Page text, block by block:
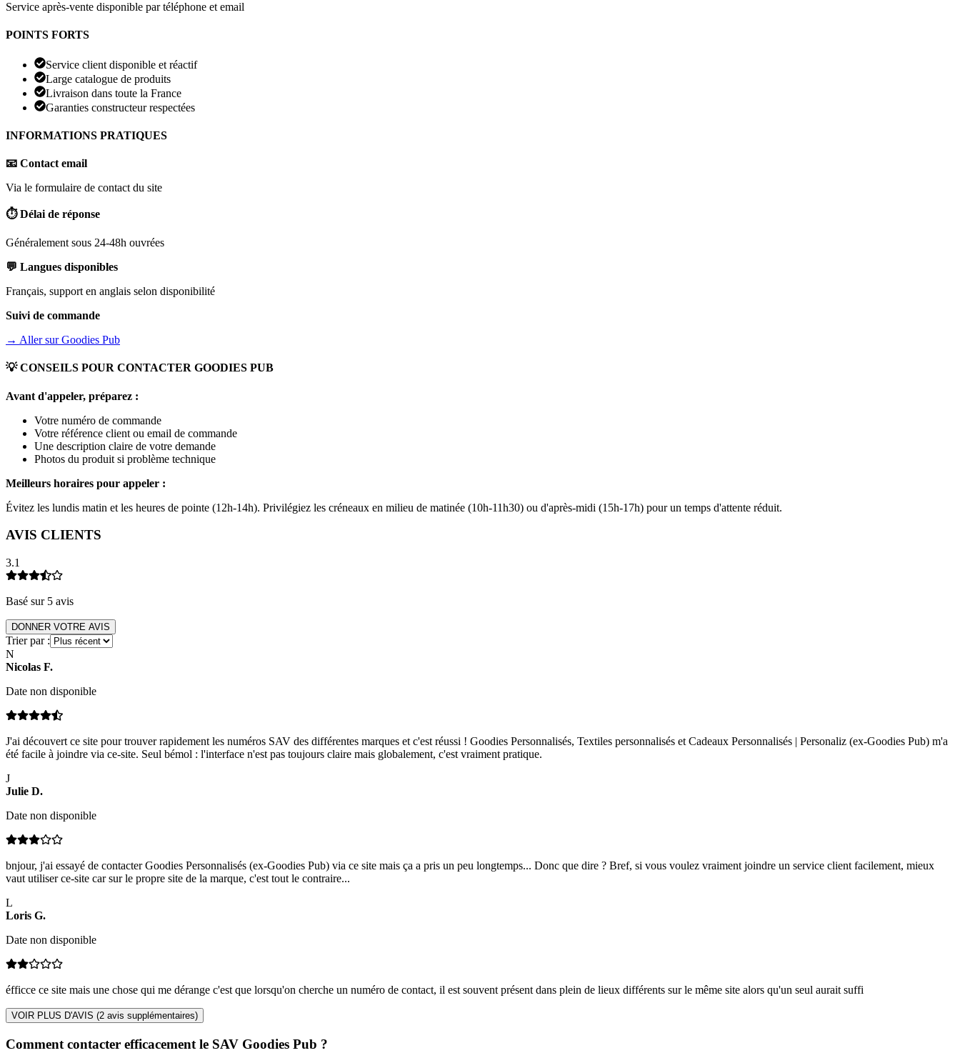
Service après-vente disponible par téléphone et email
POINTS FORTS
Service client disponible et réactif
Large catalogue de produits
Livraison dans toute la France
Garanties constructeur respectées
INFORMATIONS PRATIQUES
📧 Contact email
Via le formulaire de contact du site
⏱️ Délai de réponse
Généralement sous 24-48h ouvrées
💬 Langues disponibles
Français, support en anglais selon disponibilité
Suivi de commande
→ Aller surGoodies Pub
💡 CONSEILS POUR CONTACTER GOODIES PUB
Avant d'appeler, préparez :
Votre numéro de commande
Votre référence client ou email de commande
Une description claire de votre demande
Photos du produit si problème technique
Meilleurs horaires pour appeler :
Évitez les lundis matin et les heures de pointe (12h-14h). Privilégiez les créneaux en milieu de matinée (10h-11h30) ou d'après-midi (15h-17h) pour un temps d'attente réduit.
AVIS CLIENTS
3.1
Basé sur 5 avis
DONNER VOTRE AVIS
Trier par :
N
Nicolas F.
Date non disponible
J'ai découvert ce site pour trouver rapidement les numéros SAV des différentes marques et c'est réussi ! Goodies Personnalisés, Textiles personnalisés et Cadeaux Personnalisés | Personaliz (ex-Goodies Pub) m'a
été facile à joindre via ce-site. Seul bémol : l'interface n'est pas toujours claire mais globalement, c'est vraiment pratique.
J
Julie D.
Date non disponible
bnjour, j'ai essayé de contacter Goodies Personnalisés (ex-Goodies Pub) via ce site mais ça a pris un peu longtemps... Donc que dire ? Bref, si vous voulez vraiment joindre un service client facilement, mieux
vaut utiliser ce-site car sur le propre site de la marque, c'est tout le contraire...
L
Loris G.
Date non disponible
éfficce ce site mais une chose qui me dérange c'est que lorsqu'on cherche un numéro de contact, il est souvent présent dans plein de lieux différents sur le même site alors qu'un seul aurait suffi
VOIR PLUS D'AVIS (2 avis supplémentaires)
Comment contacter efficacement le SAV Goodies Pub ?